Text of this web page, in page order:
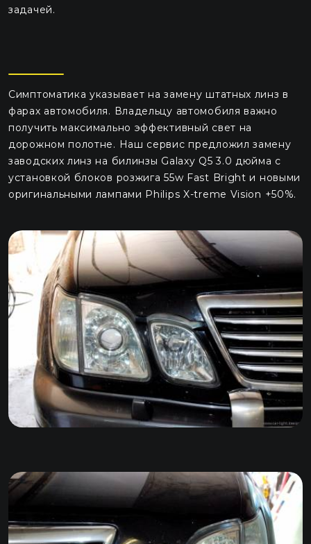
задачей.
Симптоматика указывает на замену штатных линз в
фарах автомобиля. Владельцу автомобиля важно
получить максимально эффективный свет на
дорожном полотне. Наш сервис предложил замену
заводских линз на билинзы Galaxy Q5 3.0 дюйма с
установкой блоков розжига 55w Fast Bright и новыми
оригинальными лампами Philips X-treme Vision +50%.